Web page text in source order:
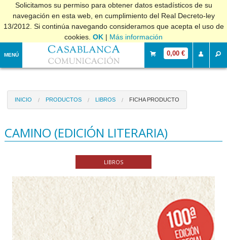
Solicitamos su permiso para obtener datos estadísticos de su
navegación en esta web, en cumplimiento del Real Decreto-ley
13/2012. Si continúa navegando consideramos que acepta el uso de
cookies. OK | Más información
MENÚ 0,00 €
INICIO PRODUCTOS LIBROS FICHA PRODUCTO
CAMINO (EDICIÓN LITERARIA)
LIBROS